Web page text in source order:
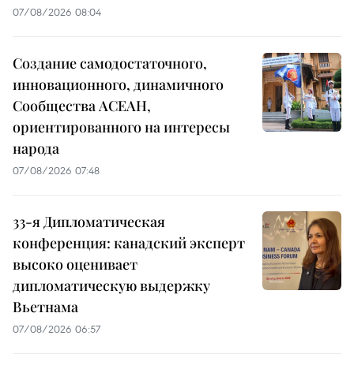
07/08/2026 08:04
Создание самодостаточного,
инновационного, динамичного
Сообщества АСЕАН,
ориентированного на интересы
народа
07/08/2026 07:48
33-я Дипломатическая
конференция: канадский эксперт
высоко оценивает
дипломатическую выдержку
Вьетнама
07/08/2026 06:57